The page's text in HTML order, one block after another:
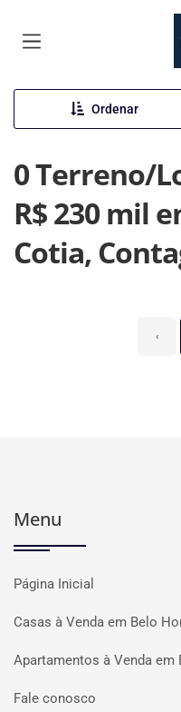
Ordenar
0 Terreno/
R$ 230 mil
Cotia,
‹
Menu
Página Inicial
Casas à Venda em Belo
Apartamentos à Venda em
Fale conosco